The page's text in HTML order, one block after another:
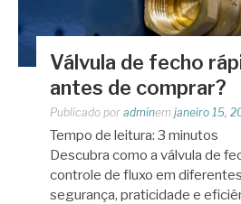
Válvula de fecho
antes de comprar?
Publicado por adminem janeiro 15,
Tempo de leitura: 3 minutos
Descubra como a válvula de
controle de fluxo em
segurança, praticidade e